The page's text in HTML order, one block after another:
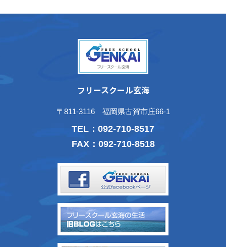
フリースクール玄海
〒811-3116 福岡県古賀市庄66-1
TEL： 092-710-8517
FAX：092-710-8518